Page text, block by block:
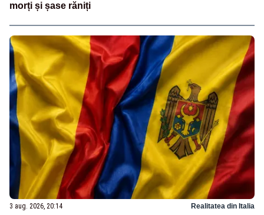
morți și șase răniți
3 aug. 2026, 20:14 Realitatea din Italia